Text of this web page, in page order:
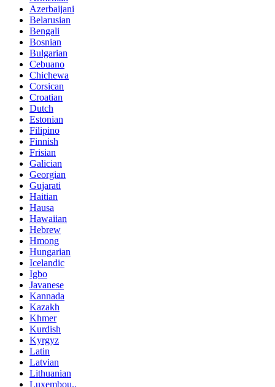
Azerbaijani
Belarusian
Bengali
Bosnian
Bulgarian
Cebuano
Chichewa
Corsican
Croatian
Dutch
Estonian
Filipino
Finnish
Frisian
Galician
Georgian
Gujarati
Haitian
Hausa
Hawaiian
Hebrew
Hmong
Hungarian
Icelandic
Igbo
Javanese
Kannada
Kazakh
Khmer
Kurdish
Kyrgyz
Latin
Latvian
Lithuanian
Luxembou..